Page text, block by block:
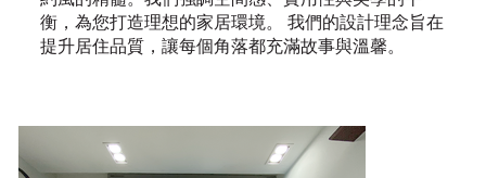
衡，為您打造理想的家居環境。 我們的設計理念旨在
提升居住品質，讓每個角落都充滿故事與溫馨。